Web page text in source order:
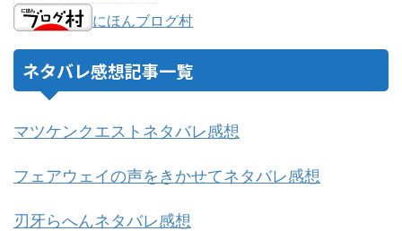
にほんブログ村
ネタバレ感想記事一覧
マツケンクエストネタバレ感想
フェアウェイの声をきかせてネタバレ感想
刃牙らへんネタバレ感想